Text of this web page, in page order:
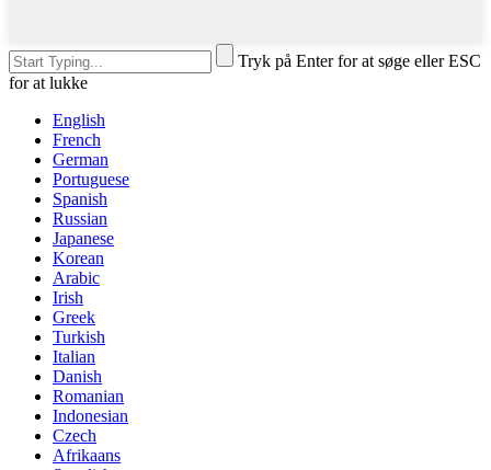
Tryk på Enter for at søge eller ESC
for at lukke
English
French
German
Portuguese
Spanish
Russian
Japanese
Korean
Arabic
Irish
Greek
Turkish
Italian
Danish
Romanian
Indonesian
Czech
Afrikaans